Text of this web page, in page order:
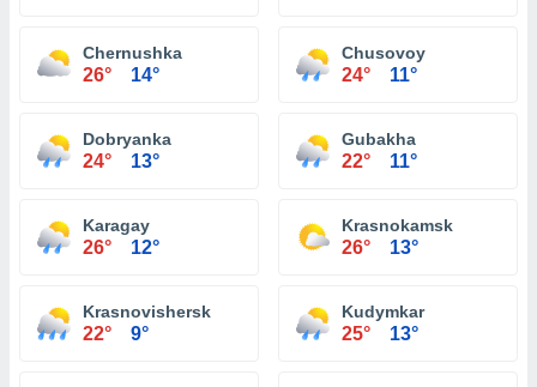
Chernushka
26° 14°
Chusovoy
24° 11°
Dobryanka
24° 13°
Gubakha
22° 11°
Karagay
26° 12°
Krasnokamsk
26° 13°
Krasnovishersk
22° 9°
Kudymkar
25° 13°